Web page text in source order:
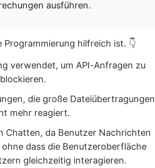
ausführen.
hilfreich ist. 👇
verwendet, um API-Anfragen zu
die große Dateiübertragungen
mehr reagiert.
Chatten, da Benutzer Nachrichten
dass die Benutzeroberfläche
gleichzeitig interagieren.